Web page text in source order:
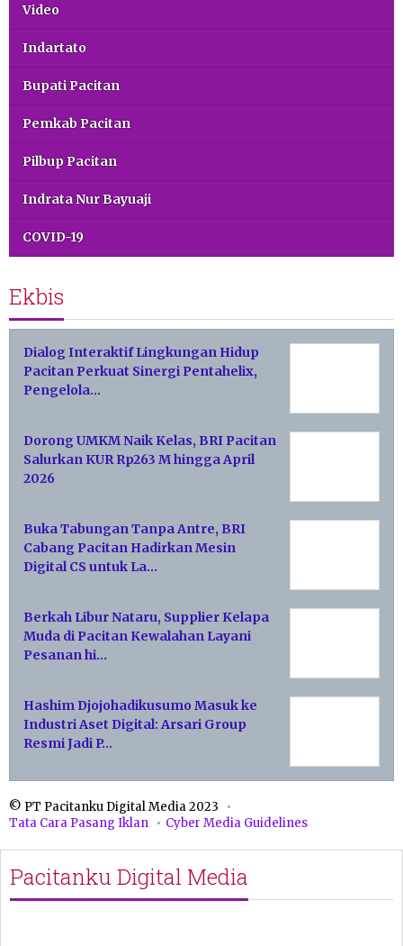
Video
Indartato
Bupati Pacitan
Pemkab Pacitan
Pilbup Pacitan
Indrata Nur Bayuaji
COVID-19
Ekbis
Dialog Interaktif Lingkungan Hidup
Pacitan Perkuat Sinergi Pentahelix,
Pengelola…
Dorong UMKM Naik Kelas, BRI Pacitan
Salurkan KUR Rp263 M hingga April
2026
Buka Tabungan Tanpa Antre, BRI
Cabang Pacitan Hadirkan Mesin
Digital CS untuk La…
Berkah Libur Nataru, Supplier Kelapa
Muda di Pacitan Kewalahan Layani
Pesanan hi…
Hashim Djojohadikusumo Masuk ke
Industri Aset Digital: Arsari Group
Resmi Jadi P…
© PT Pacitanku Digital Media 2023
Tata Cara Pasang Iklan
Cyber Media Guidelines
Pacitanku Digital Media